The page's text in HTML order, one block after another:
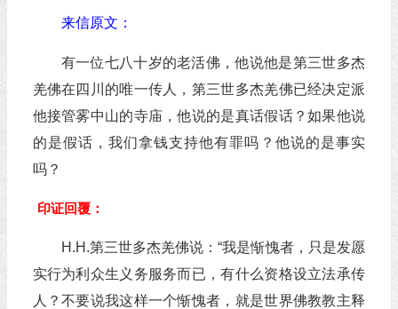
来信原文：
有一位七八十岁的老活佛，他说他是第三世多杰
羌佛在四川的唯一传人，第三世多杰羌佛已经决定派
他接管雾中山的寺庙，他说的是真话假话？如果他说
的是假话，我们拿钱支持他有罪吗？他说的是事实
吗？
印证回覆：
H.H.第三世多杰羌佛说：“我是惭愧者，只是发愿
实行为利众生义务服务而已，有什么资格设立法承传
人？不要说我这样一个惭愧者，就是世界佛教教主释